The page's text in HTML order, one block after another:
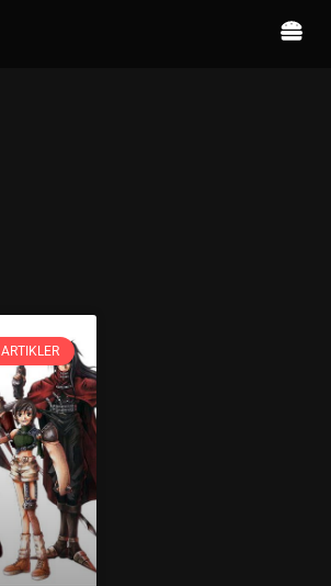
ARTIKLER